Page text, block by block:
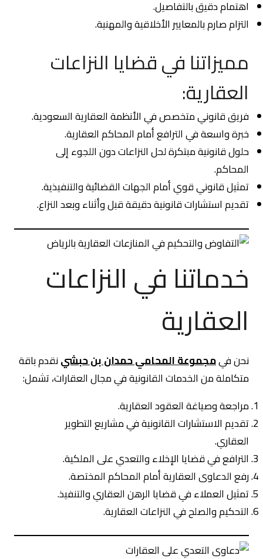
اهتمام دقيق بالتفاصيل.
التزام صارم بالمعايير الأخلاقية والمهنية.
مميزاتنا في قضايا النزاعات
العقارية:
فريق قانوني متخصص في الأنظمة العقارية السعودية.
خبرة واسعة في الترافع أمام المحاكم العقارية.
حلول قانونية مبتكرة لحل النزاعات دون اللجوء إلى
المحاكم.
تمثيل قانوني قوي أمام الجهات القضائية والتنفيذية.
تقديم استشارات قانونية دقيقة قبل وأثناء وبعد النزاع.
خدماتنا في النزاعات
العقارية
نحن فيمجموعة المحامي حمدان بن حبشينقدم باقة
متكاملة من الخدمات القانونية في مجال العقارات، تشمل:
مراجعة وصياغة العقود العقارية.
تقديم الاستشارات القانونية في مشاريع التطوير
العقاري.
الترافع في قضايا الإخلاء والتعدي على الملكية.
رفع الدعاوى العقارية أمام المحاكم المختصة.
تمثيل العملاء في قضايا الرهن العقاري والتنفيذ.
التحكيم والصلح في النزاعات العقارية.